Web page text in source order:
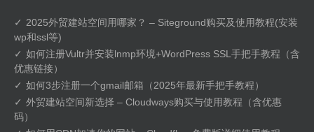
2025外贸建站空间用哪家？ – Siteground购买及使用教程(安装
wp和ssl等)
如何注册Vultr并安装lnmp环境+WordPress SSL手把手教程（含
优惠链接）
如何3步注册一个gmail邮箱（2025年最新手把手教程）
外贸建站空间新选择 – Cloudways购买与使用教程（含优惠
码）